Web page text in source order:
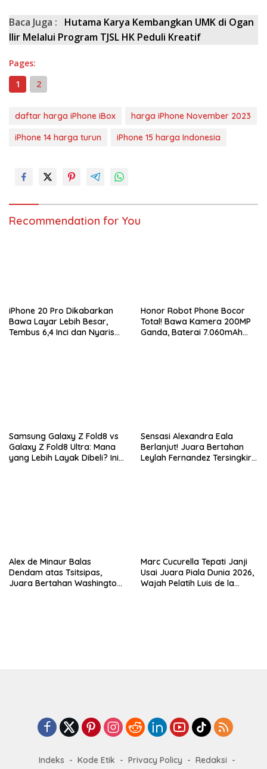
Baca Juga :
Hutama Karya Kembangkan UMK di Ogan
Ilir Melalui Program TJSL HK Peduli Kreatif
Pages:
1
2
daftar harga iPhone iBox
harga iPhone November 2023
iPhone 14 harga turun
iPhone 15 harga Indonesia
Recommendation for You
iPhone 20 Pro Dikabarkan
Bawa Layar Lebih Besar,
Tembus 6,4 Inci dan Nyaris
Honor Robot Phone Bocor
Total! Bawa Kamera 200MP
Ganda, Baterai 7.060mAh
Samsung Galaxy Z Fold8 vs
Galaxy Z Fold8 Ultra: Mana
yang Lebih Layak Dibeli? Ini
Sensasi Alexandra Eala
Berlanjut! Juara Bertahan
Leylah Fernandez Tersingkir
Alex de Minaur Balas
Dendam atas Tsitsipas,
Juara Bertahan Washington
Marc Cucurella Tepati Janji
Usai Juara Piala Dunia 2026,
Wajah Pelatih Luis de la
Indeks Kode Etik Privacy Policy
Redaksi